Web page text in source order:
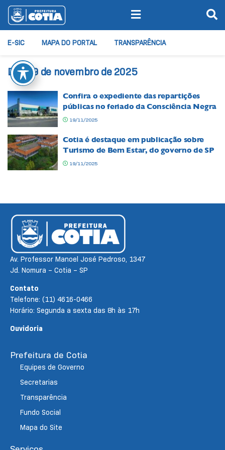
E-SIC MAPA DO PORTAL TRANSPARÊNCIA
Dia:19 de novembro de 2025
Confira o expediente das repartições
públicas no feriado da Consciência Negra
19/11/2025
Cotia é destaque em publicação sobre
Turismo de Bem Estar, do governo de SP
19/11/2025
Av. Professor Manoel José Pedroso, 1347
Jd. Nomura – Cotia – SP
Contato
Telefone: (11) 4616-0466
Horário: Segunda a sexta das 8h às 17h
Ouvidoria
Prefeitura de Cotia
Equipes de Governo
Secretarias
Transparência
Fundo Social
Mapa do Site